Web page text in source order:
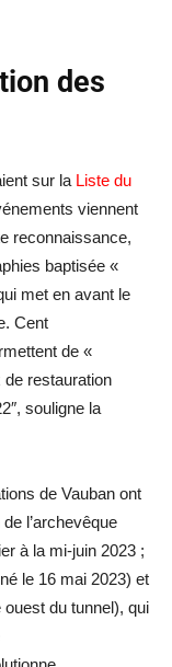
des
sur la Liste du
viennent
reconnaissance,
baptisée «
met en avant le
Cent
de «
restauration
souligne la
de Vauban ont
l’archevêque
à la mi-juin 2023 ;
le 16 mai 2023) et
du tunnel), qui